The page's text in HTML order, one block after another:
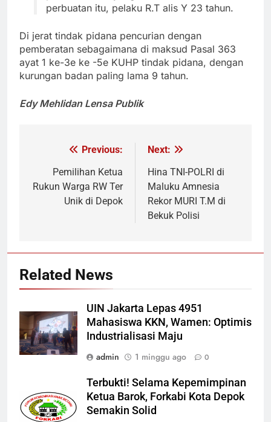
perbuatan itu, pelaku R.T alis Y 23 tahun.
Di jerat tindak pidana pencurian dengan
pemberatan sebagaimana di maksud Pasal 363
ayat 1 ke-3e ke -5e KUHP tindak pidana, dengan
kurungan badan paling lama 9 tahun.
Edy Mehlidan Lensa Publik
Navigasi
pos
Previous:
Pemilihan Ketua
Rukun Warga RW Ter
Unik di Depok
Next:
Hina TNI-POLRI di
Maluku Amnesia
Rekor MURI T.M di
Bekuk Polisi
Related News
UIN Jakarta Lepas 4951
Mahasiswa KKN, Wamen: Optimis
Industrialisasi Maju
admin
1 minggu ago 0
Terbukti! Selama Kepemimpinan
Ketua Barok, Forkabi Kota Depok
Semakin Solid